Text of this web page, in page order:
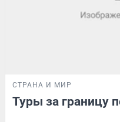
СТРАНА И МИР
Туры за границу